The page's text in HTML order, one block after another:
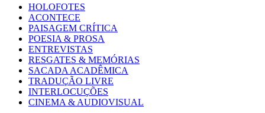
Primary
Menu
HOLOFOTES
ACONTECE
PAISAGEM CRÍTICA
POESIA & PROSA
ENTREVISTAS
RESGATES & MEMÓRIAS
SACADA ACADÊMICA
TRADUÇÃO LIVRE
INTERLOCUÇÕES
CINEMA & AUDIOVISUAL